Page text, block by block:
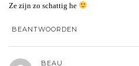
Ze zijn zo schattig he
BEANTWOORDEN
BEAU